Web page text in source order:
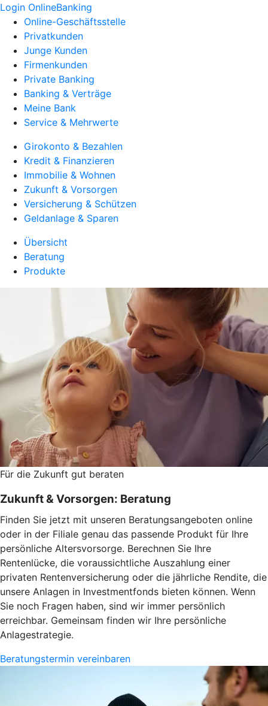
Login OnlineBanking
Online-Geschäftsstelle
Privatkunden
Junge Kunden
Firmenkunden
Private Banking
Banking & Verträge
Meine Bank
Service & Mehrwerte
Girokonto & Bezahlen
Kredit & Finanzieren
Immobilie & Wohnen
Zukunft & Vorsorgen
Versicherung & Schützen
Geldanlage & Sparen
Übersicht
Beratung
Produkte
Für die Zukunft gut beraten
Zukunft & Vorsorgen: Beratung
Finden Sie jetzt mit unseren Beratungsangeboten online
oder in der Filiale genau das passende Produkt für Ihre
persönliche Altersvorsorge. Berechnen Sie Ihre
Rentenlücke, die voraussichtliche Auszahlung einer
privaten Rentenversicherung oder die jährliche Rendite, die
unsere Anlagen in Investmentfonds bieten können. Wenn
Sie noch Fragen haben, sind wir immer persönlich
erreichbar. Gemeinsam finden wir Ihre persönliche
Anlagestrategie.
Beratungstermin vereinbaren